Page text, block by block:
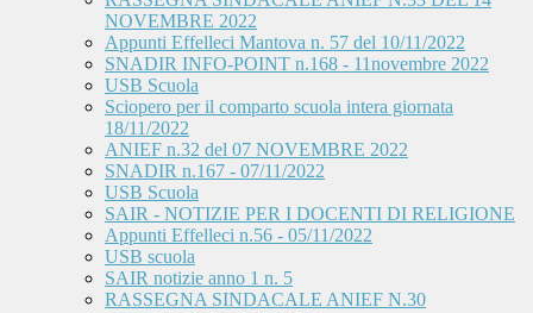
NOVEMBRE 2022
Appunti Effelleci Mantova n. 57 del 10/11/2022
SNADIR INFO-POINT n.168 - 11novembre 2022
USB Scuola
Sciopero per il comparto scuola intera giornata
18/11/2022
ANIEF n.32 del 07 NOVEMBRE 2022
SNADIR n.167 - 07/11/2022
USB Scuola
SAIR - NOTIZIE PER I DOCENTI DI RELIGIONE
Appunti Effelleci n.56 - 05/11/2022
USB scuola
SAIR notizie anno 1 n. 5
RASSEGNA SINDACALE ANIEF N.30